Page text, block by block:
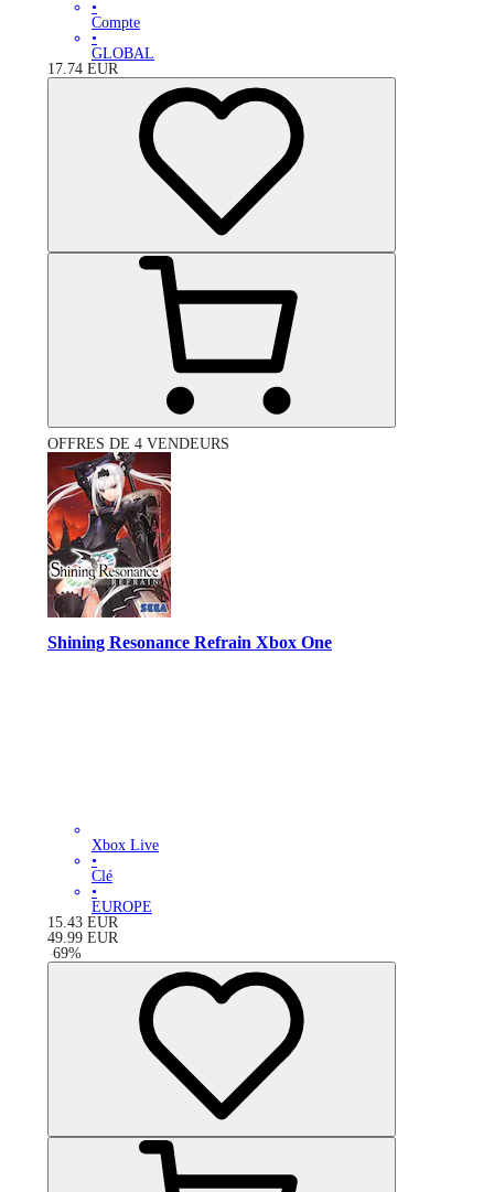
•
Compte
•
GLOBAL
17.74 EUR
OFFRES DE 4 VENDEURS
Shining Resonance Refrain Xbox One
Xbox Live
•
Clé
•
EUROPE
15.43 EUR
49.99 EUR
-69%